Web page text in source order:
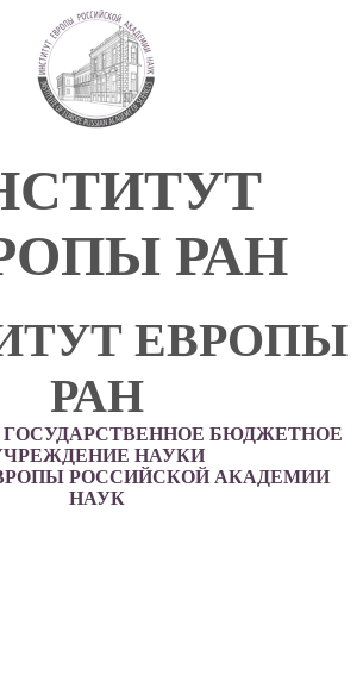
РАН
ЕВРОПЫ
РАН
ГОСУДАРСТВЕННОЕ БЮДЖЕТНОЕ
НАУКИ
РОССИЙСКОЙ АКАДЕМИИ
НАУК